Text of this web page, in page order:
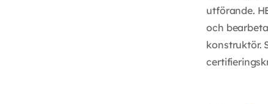
utförande.
och
konstruktör.